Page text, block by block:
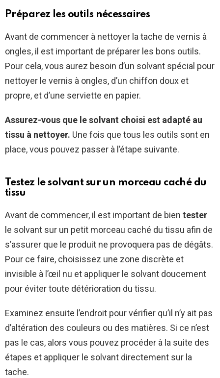
Préparez les outils nécessaires
Avant de commencer à nettoyer la tache de vernis à
ongles, il est important de préparer les bons outils.
Pour cela, vous aurez besoin d’un solvant spécial pour
nettoyer le vernis à ongles, d’un chiffon doux et
propre, et d’une serviette en papier.
Assurez-vous que le solvant choisi est adapté au
tissu à nettoyer. Une fois que tous les outils sont en
place, vous pouvez passer à l’étape suivante.
Testez le solvant sur un morceau caché du
tissu
Avant de commencer, il est important de bien tester
le solvant sur un petit morceau caché du tissu afin de
s’assurer que le produit ne provoquera pas de dégâts.
Pour ce faire, choisissez une zone discrète et
invisible à l’œil nu et appliquer le solvant doucement
pour éviter toute détérioration du tissu.
Examinez ensuite l’endroit pour vérifier qu’il n’y ait pas
d’altération des couleurs ou des matières. Si ce n’est
pas le cas, alors vous pouvez procéder à la suite des
étapes et appliquer le solvant directement sur la
tache.